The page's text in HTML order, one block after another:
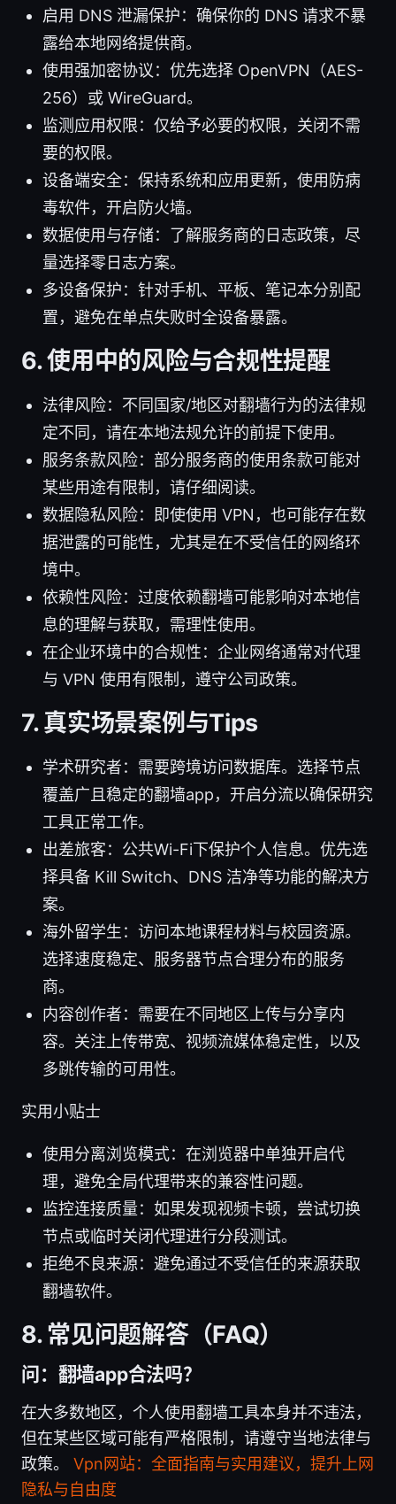
启用 DNS 泄漏保护：确保你的 DNS 请求不暴
露给本地网络提供商。
使用强加密协议：优先选择 OpenVPN（AES-
256）或 WireGuard。
监测应用权限：仅给予必要的权限，关闭不需
要的权限。
设备端安全：保持系统和应用更新，使用防病
毒软件，开启防火墙。
数据使用与存储：了解服务商的日志政策，尽
量选择零日志方案。
多设备保护：针对手机、平板、笔记本分别配
置，避免在单点失败时全设备暴露。
6. 使用中的风险与合规性提醒
法律风险：不同国家/地区对翻墙行为的法律规
定不同，请在本地法规允许的前提下使用。
服务条款风险：部分服务商的使用条款可能对
某些用途有限制，请仔细阅读。
数据隐私风险：即使使用 VPN，也可能存在数
据泄露的可能性，尤其是在不受信任的网络环
境中。
依赖性风险：过度依赖翻墙可能影响对本地信
息的理解与获取，需理性使用。
在企业环境中的合规性：企业网络通常对代理
与 VPN 使用有限制，遵守公司政策。
7. 真实场景案例与Tips
学术研究者：需要跨境访问数据库。选择节点
覆盖广且稳定的翻墙app，开启分流以确保研究
工具正常工作。
出差旅客：公共Wi-Fi下保护个人信息。优先选
择具备 Kill Switch、DNS 洁净等功能的解决方
案。
海外留学生：访问本地课程材料与校园资源。
选择速度稳定、服务器节点合理分布的服务
商。
内容创作者：需要在不同地区上传与分享内
容。关注上传带宽、视频流媒体稳定性，以及
多跳传输的可用性。
实用小贴士
使用分离浏览模式：在浏览器中单独开启代
理，避免全局代理带来的兼容性问题。
监控连接质量：如果发现视频卡顿，尝试切换
节点或临时关闭代理进行分段测试。
拒绝不良来源：避免通过不受信任的来源获取
翻墙软件。
8. 常见问题解答（FAQ）
问：翻墙app合法吗？
在大多数地区，个人使用翻墙工具本身并不违法，
但在某些区域可能有严格限制，请遵守当地法律与
政策。 Vpn网站：全面指南与实用建议，提升上网
隐私与自由度